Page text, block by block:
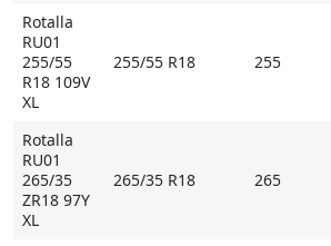
Rotalla
RU01
255/55
R18 109V
XL
255/55 R18 255
Rotalla
RU01
265/35
ZR18 97Y
XL
265/35 R18 265